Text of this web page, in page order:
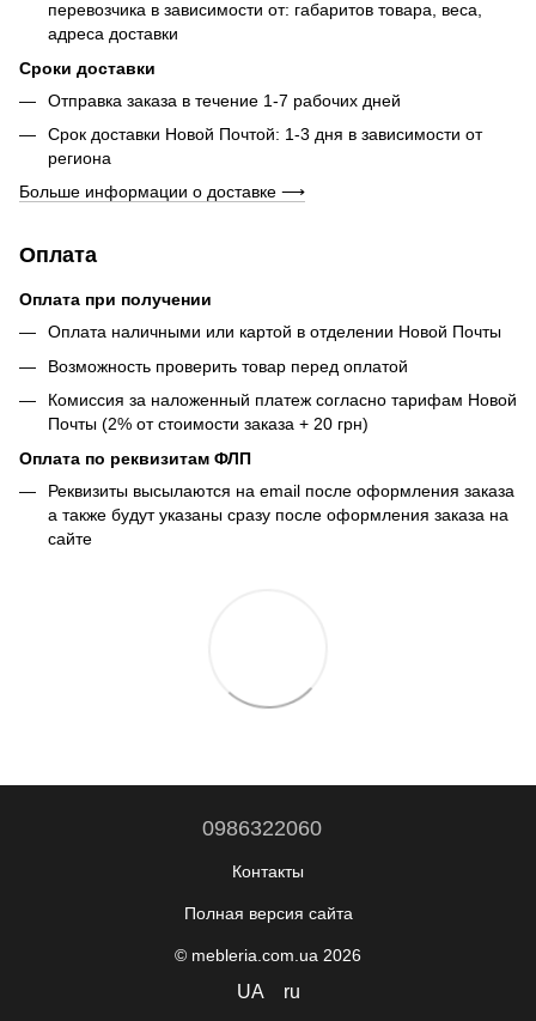
перевозчика в зависимости от: габаритов товара, весa,
адреса доставки
Сроки доставки
Отправка заказа в течение 1-7 рабочих дней
Срок доставки Новой Почтой: 1-3 дня в зависимости от
региона
Больше информации о доставке ⟶
Оплата
Оплата при получении
Оплата наличными или картой в отделении Новой Почты
Возможность проверить товар перед оплатой
Комиссия за наложенный платеж согласно тарифам Новой
Почты (2% от стоимости заказа + 20 грн)
Оплата по реквизитам ФЛП
Реквизиты высылаются на email после оформления заказа
а также будут указаны сразу после оформления заказа на
сайте
0986322060
Контакты
Полная версия сайта
© mebleria.com.ua 2026
UA ru